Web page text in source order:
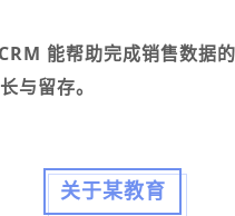
RM 能帮助完成销售数据
与留存。
关于某教育